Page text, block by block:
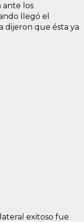
ante los
llegó el
dijeron que ésta ya
exitoso fue